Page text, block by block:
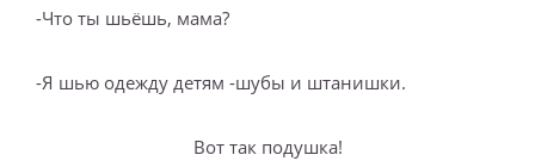
-Что ты шьёшь, мама?
-Я шью одежду детям -шубы и штанишки.
Вот так подушка!